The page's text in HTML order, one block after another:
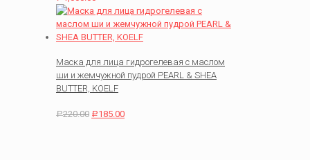
Маска для лица гидрогелевая с маслом
ши и жемчужной пудрой PEARL & SHEA
BUTTER, KOELF
Р220.00 Р 185.00